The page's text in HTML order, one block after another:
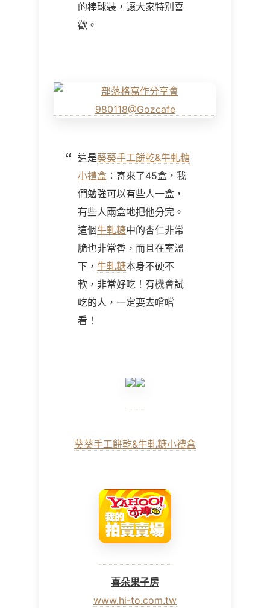
的棒球裝，讓大家特別喜
歡。
這是葵葵手工餅乾&牛軋糖
小禮盒 ：寄來了45盒，我
們勉強可以有些人一盒，
有些人兩盒地把他分完。
這個牛軋糖中的杏仁非常
脆也非常香，而且在室溫
下， 牛軋糖本身不硬不
軟，非常好吃！有機會試
吃的人，一定要去嚐嚐
看！
葵葵手工餅乾&牛軋糖小禮盒
喜朵果子房
www.hi-to.com.tw